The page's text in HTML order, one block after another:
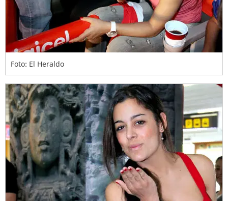
Foto: El Heraldo